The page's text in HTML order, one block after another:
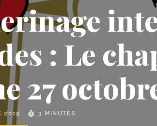
: Le
27
2019 3 MINUTES